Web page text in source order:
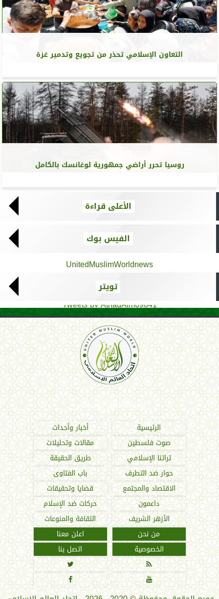
التعاون الإسلامي تحذر من تجويع وتدمير غزة
روسيا تحرر أراضي جمهورية لوغانسك بالكامل
الأعلى قراءة
الفيس بوك
UnitedMuslimWorldnews
تويتر
Tweets by AthadAlm69641
اتحاد العالم الإسلامي
الرئيسية
أخبار وأحداث
صوت فلسطين
مقالات وتحليلات
تراثنا الإسلامي
طريق الحقيقة
حوار ضد التطرف
باب الفتاوى
الاقتصاد والمجتمع
قضايا وتحقيقات
داعمون
حركات ضد الإسلام
الأزهر الشريف
الثقافة والمنوعات
من نحن
اعلن معنا
الخصوصية
اتصل بنا



